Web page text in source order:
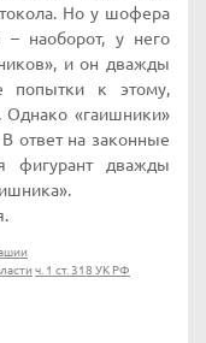
Но у шофера
наоборот, у него
и он дважды
попытки к этому,
Однако «гаишники»
ответ на законные
фигурант дважды
ч. 1 ст. 318 УК РФ